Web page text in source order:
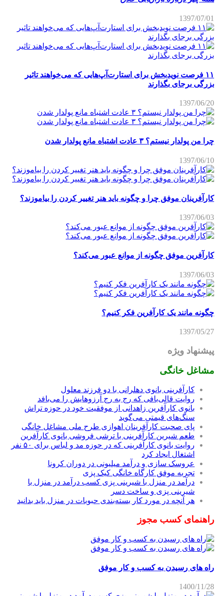
1397/07/01
۱۱ فرصت نویدبخش برای استارت‌آپ‌هایی که می‌خواهند تاثیر
بزرگی برجای بگذارند
1397/06/20
چرا من پولدار نیستم؟ ۳ عادت اشتباه مانع پولدار شدن
1397/06/10
کارآفرینان موفق چرا و چگونه باید هنر تغییر کردن را بیاموزند؟
1397/06/03
کارآفرین موفق چگونه از موانع عبور می‌کند؟
1397/06/03
چگونه مانند یک کارآفرین فکر کنیم؟
1397/05/27
پیشنهاد ویژه
مشاغل خانگی
کارآفرینی بانوی دهلرانی با دو فرزند معلول
روایت قالی‌بافی که رج به رج آرزوهایش را می‌بافد
بانوی کارآفرین زاهدانی از موفقیت خود در حوزه تراش
سنگ‌های قیمتی می‌گوید
پای صحبت کارآفرینان اهوازی طرح ملی مشاغل خانگی
طعم شیرین کارآفرینی با ترشی فروشی بانوی کارآفرین
روایت بانوی کارآفرینی که در حوزه مد و لباس برای ۵۰ نفر
اشتغال ایجاد کرد
عروسک سازی و درآمد میلیونی در دوران کرونا
تجربه موفق کارگاه خانگی کیک پزی
درآمد در منزل با شیرینی پزی کسب درآمد در منزل با
شیرینی پزی و ساخت دسر
هر آنچه در مورد کار بسته‌بندی حبوبات در منزل باید بدانید
راهنمای کسب مجوز
راه های رسیدن به کسب و کار موفق
1400/11/28